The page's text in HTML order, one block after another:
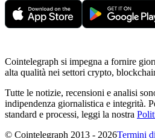
Cointelegraph si impegna a fornire
alta qualità nei settori crypto,
Tutte le notizie, recensioni e analisi
indipendenza giornalistica e integrità.
standard e processi, leggi la nostra
© Cointelegraph 2013 - 2026Termini